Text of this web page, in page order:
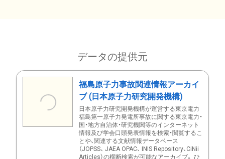
データの提供元
福島原子力事故関連情報アーカイ
ブ (日本原子力研究開発機構)
日本原子力研究開発機構が運営する東京電力
福島第一原子力発電所事故に関する東京電力・
国・地方自治体・研究機関等のインターネット
情報及び学会口頭発表情報を検索・閲覧するこ
とや、関連する文献情報データベース
（JOPSS、 JAEA OPAC、 INIS Repository、CiNii
Articles）の横断検索が可能なアーカイブ。 ひ